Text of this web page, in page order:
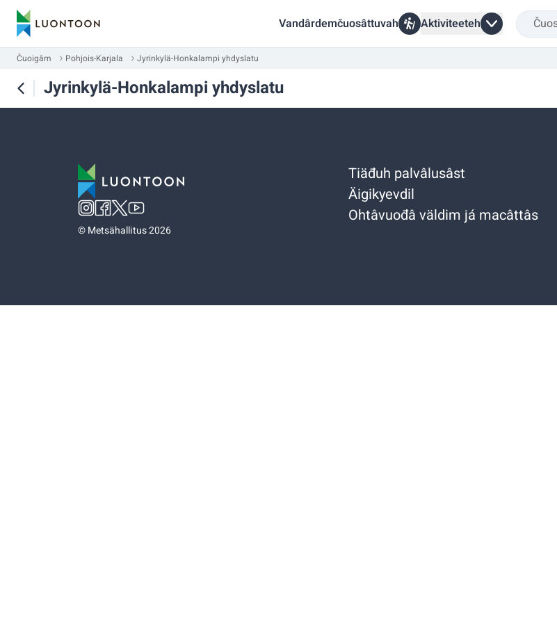
Vandârdemčuosâttuvah Aktiviteeteh
Čuoigâm Pohjois-Karjala Jyrinkylä-Honkalampi yhdyslatu
Jyrinkylä-Honkalampi yhdyslatu
©Metsähallitus 2026
Tiäđuh palvâlusâst
Äigikyevdil
Ohtâvuođâ väldim já macâttâs